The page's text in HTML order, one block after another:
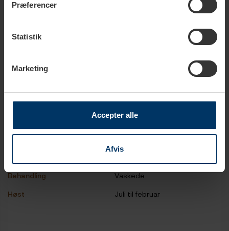
Præferencer
Statistik
Marketing
Accepter alle
Afvis
vinøs smag og duft.
Tanzania
Art
Arabica
Behandling
Vaskede
Høst
Juli til februar